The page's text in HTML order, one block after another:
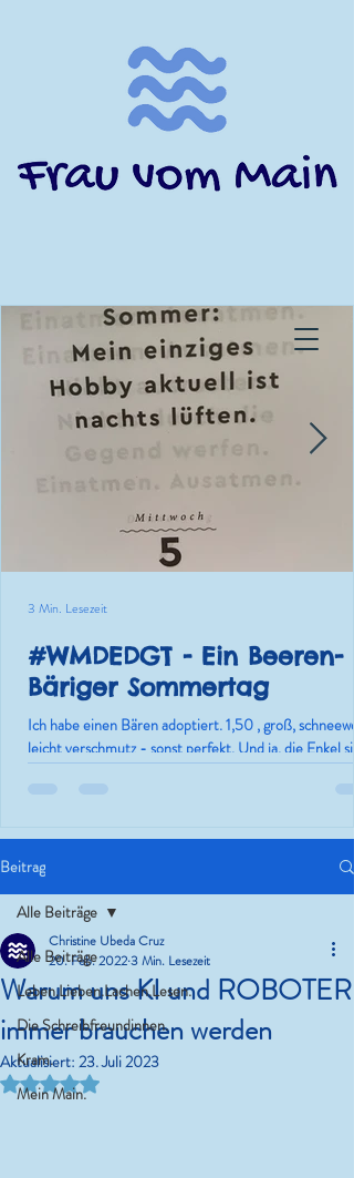
#WMDEDGT - Ein Beeren-
Bäriger Sommertag
Ich habe einen Bären adoptiert. 1,50 , groß,
leicht verschmutz - sonst perfekt. Und ja, die Enkel
3 Min. Lesezeit
Beitrag
Alle Beiträge
Leben.Lieben.Lachen.Lesen.
Die Schreibfreundinnen.
Kram.
Mein Main.
Alle Beiträge
Warum uns KI und ROBOTER
immer brauchen werden
Christine Ubeda Cruz
20. Feb. 20223 Min. Lesezeit
Aktualisiert: 23. Juli 2023
Mit NaN von 5 Sternen bewertet.